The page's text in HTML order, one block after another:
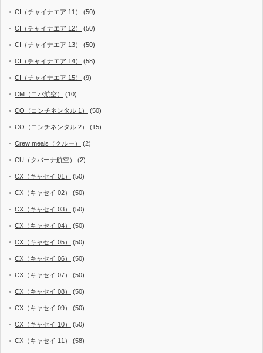
CI（チャイナエア 11） (50)
CI（チャイナエア 12） (50)
CI（チャイナエア 13） (50)
CI（チャイナエア 14） (58)
CI（チャイナエア 15） (9)
CM（コパ航空） (10)
CO（コンチネンタル 1） (50)
CO（コンチネンタル 2） (15)
Crew meals（クルー） (2)
CU（クバーナ航空） (2)
CX（キャセイ 01） (50)
CX（キャセイ 02） (50)
CX（キャセイ 03） (50)
CX（キャセイ 04） (50)
CX（キャセイ 05） (50)
CX（キャセイ 06） (50)
CX（キャセイ 07） (50)
CX（キャセイ 08） (50)
CX（キャセイ 09） (50)
CX（キャセイ 10） (50)
CX（キャセイ 11） (58)